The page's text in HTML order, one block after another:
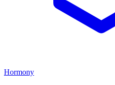
Hormony